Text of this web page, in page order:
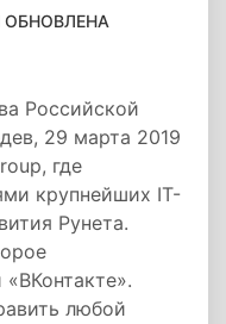
ОБНОВЛЕНА
Российской
29 марта 2019
где
крупнейших IT-
Рунета.
любой